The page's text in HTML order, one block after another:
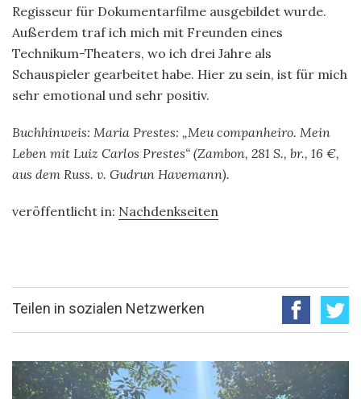
Regisseur für Dokumentarfilme ausgebildet wurde.
Außerdem traf ich mich mit Freunden eines
Technikum-Theaters, wo ich drei Jahre als
Schauspieler gearbeitet habe. Hier zu sein, ist für mich
sehr emotional und sehr positiv.
Buchhinweis: Maria Prestes: „Meu companheiro. Mein
Leben mit Luiz Carlos Prestes“ (Zambon, 281 S., br., 16 €,
aus dem Russ. v. Gudrun Havemann).
veröffentlicht in: Nachdenkseiten
Teilen in sozialen Netzwerken